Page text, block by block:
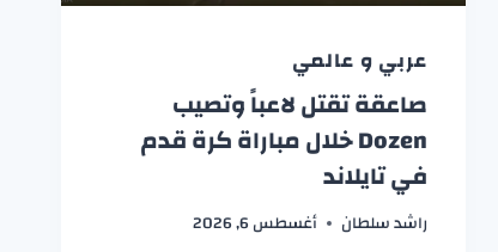
عربي و عالمي
صاعقة تقتل لاعباً وتصيب
Dozen خلال مباراة كرة قدم
في تايلاند
راشد سلطان أغسطس 6, 2026